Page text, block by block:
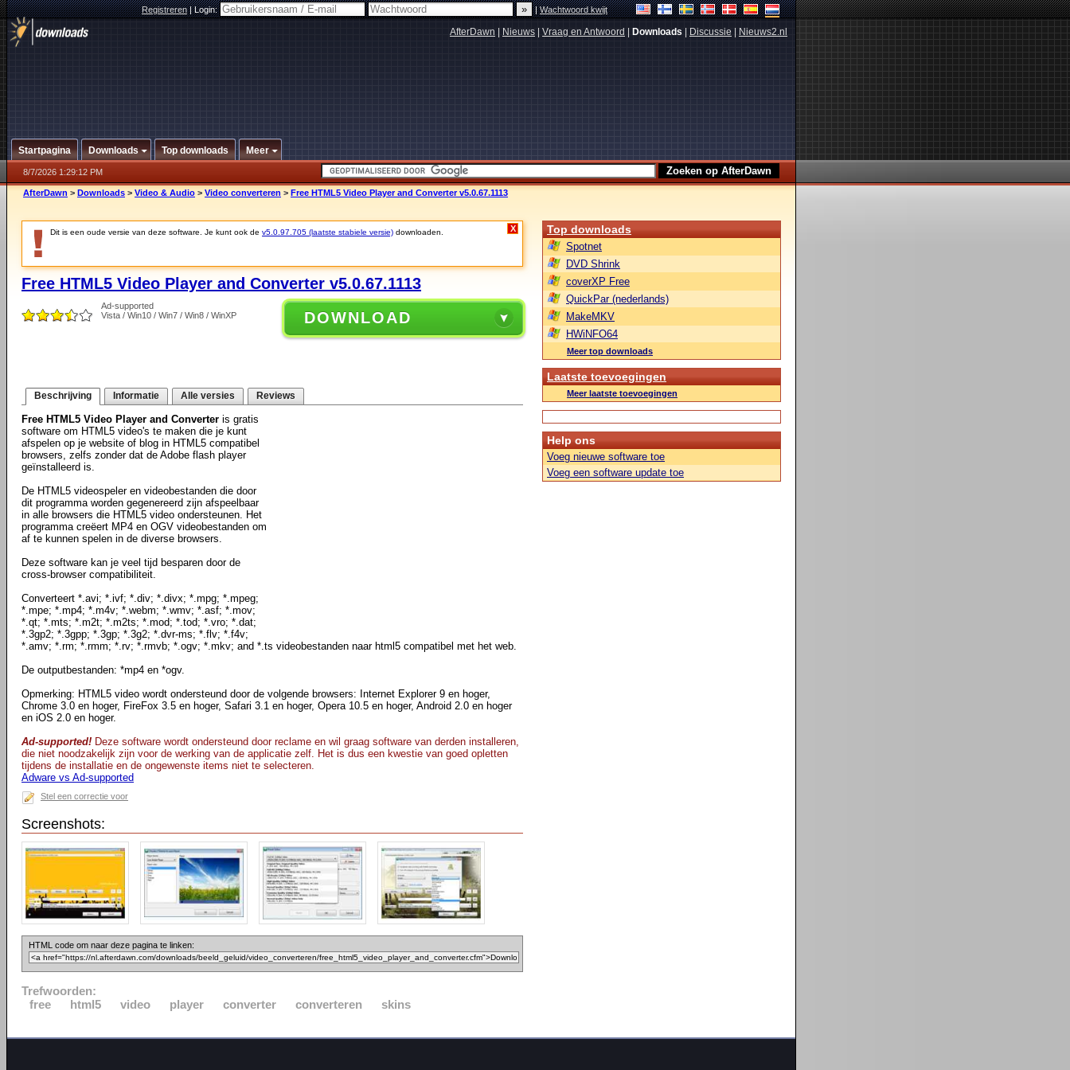
Registreren|Login: |Wachtwoord kwijt
AfterDawn Nieuws Vraag en Antwoord Downloads Discussie Nieuws2.nl
Startpagina Downloads Top downloads Meer
8/7/2026 1:29:12 PM
AfterDawn > Downloads > Video & Audio > Video converteren > Free HTML5 Video Player and Converter v5.0.67.1113
Dit is een oude versie van deze software. Je kunt ook de v5.0.97.705 (laatste stabiele versie) downloaden. X
Free HTML5 Video Player and Converter v5.0.67.1113
Ad-supported
Vista / Win10 / Win7 / Win8 / WinXP
DOWNLOAD
Beschrijving Informatie Alle versies Reviews
Free HTML5 Video Player and Converter is gratis
software om HTML5 video's te maken die je kunt
afspelen op je website of blog in HTML5 compatibel
browsers, zelfs zonder dat de Adobe flash player
geïnstalleerd is.
De HTML5 videospeler en videobestanden die door
dit programma worden gegenereerd zijn afspeelbaar
in alle browsers die HTML5 video ondersteunen. Het
programma creëert MP4 en OGV videobestanden om
af te kunnen spelen in de diverse browsers.
Deze software kan je veel tijd besparen door de
cross-browser compatibiliteit.
Converteert *.avi; *.ivf; *.div; *.divx; *.mpg; *.mpeg;
*.mpe; *.mp4; *.m4v; *.webm; *.wmv; *.asf; *.mov;
*.qt; *.mts; *.m2t; *.m2ts; *.mod; *.tod; *.vro; *.dat;
*.3gp2; *.3gpp; *.3gp; *.3g2; *.dvr-ms; *.flv; *.f4v;
*.amv; *.rm; *.rmm; *.rv; *.rmvb; *.ogv; *.mkv; and *.ts videobestanden naar html5 compatibel met het web.
De outputbestanden: *mp4 en *ogv.
Opmerking: HTML5 video wordt ondersteund door de volgende browsers: Internet Explorer 9 en hoger,
Chrome 3.0 en hoger, FireFox 3.5 en hoger, Safari 3.1 en hoger, Opera 10.5 en hoger, Android 2.0 en hoger
en iOS 2.0 en hoger.
Ad-supported! Deze software wordt ondersteund door reclame en wil graag software van derden installeren,
die niet noodzakelijk zijn voor de werking van de applicatie zelf. Het is dus een kwestie van goed opletten
tijdens de installatie en de ongewenste items niet te selecteren.
Adware vs Ad-supported
Stel een correctie voor
Screenshots:
HTML code om naar deze pagina te linken:
Trefwoorden:
free
html5 video player converter converteren skins
Top downloads
Spotnet
DVD Shrink
coverXP Free
QuickPar (nederlands)
MakeMKV
HWiNFO64
Meer top downloads
Laatste toevoegingen
Meer laatste toevoegingen
Help ons
Voeg nieuwe software toe
Voeg een software update toe